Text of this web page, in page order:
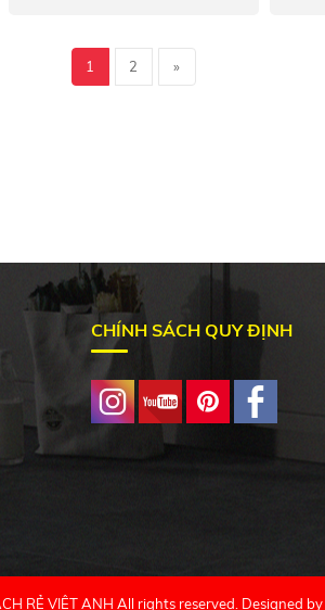
1 2 »
CHÍNH SÁCH QUY ĐỊNH
RẺ VIỆT ANH All rights reserved. Designed by